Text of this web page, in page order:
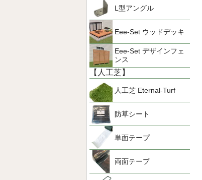
L型アングル
Eee-Set ウッドデッキ
Eee-Set デザインフェ
ンス
【人工芝】
人工芝 Eternal-Turf
防草シート
単面テープ
両面テープ